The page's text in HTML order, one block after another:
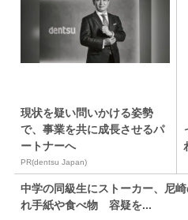
現状を疑い問いかける姿勢
で、事業を共に成長させるパ
ートナーへ
PR(dentsu Japan)
中学の同級生にストーカー、尼
れ手紙や食べ物 容疑を...